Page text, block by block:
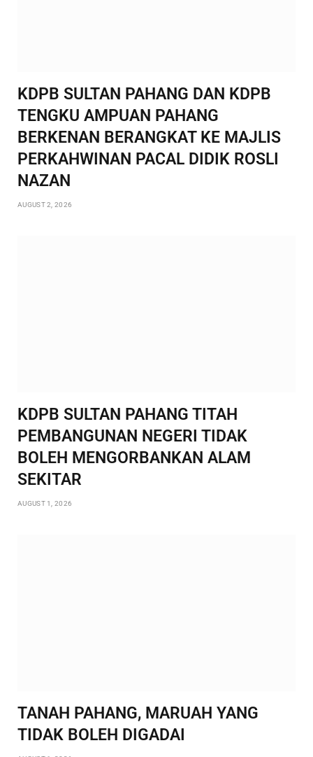
KDPB SULTAN PAHANG DAN KDPB
TENGKU AMPUAN PAHANG
BERKENAN BERANGKAT KE MAJLIS
PERKAHWINAN PACAL DIDIK ROSLI
NAZAN
AUGUST 2, 2026
KDPB SULTAN PAHANG TITAH
PEMBANGUNAN NEGERI TIDAK
BOLEH MENGORBANKAN ALAM
SEKITAR
AUGUST 1, 2026
TANAH PAHANG, MARUAH YANG
TIDAK BOLEH DIGADAI